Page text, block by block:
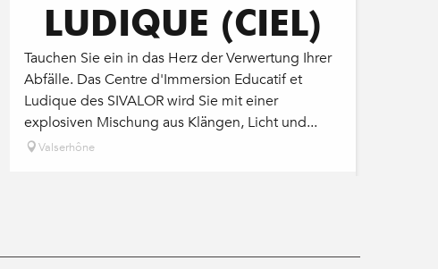
LUDIQUE (CIEL)
Tauchen Sie ein in das Herz der Verwertung Ihrer
Abfälle. Das Centre d'Immersion Educatif et
Ludique des SIVALOR wird Sie mit einer
explosiven Mischung aus Klängen, Licht und...
Valserhône